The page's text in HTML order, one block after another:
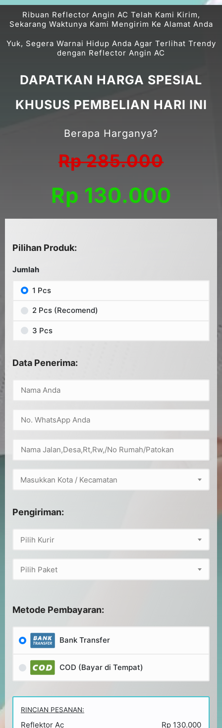
Ribuan Reflector Angin AC Telah Kami Kirim,
Sekarang Waktunya Kami Mengirim Ke Alamat Anda
Yuk, Segera Warnai Hidup Anda Agar Terlihat Trendy
dengan Reflector Angin AC
DAPATKAN HARGA SPESIAL
KHUSUS PEMBELIAN HARI INI
Berapa Harganya?
Rp 285.000
Rp 130.000
Pilihan Produk:
Jumlah
1 Pcs
2 Pcs (Recomend)
3 Pcs
Data Penerima:
Masukkan Kota / Kecamatan
Pengiriman:
Pilih Kurir
Pilih Paket
Metode Pembayaran:
Bank Transfer
COD (Bayar di Tempat)
RINCIAN PESANAN:
Reflektor Ac Rp 130.000